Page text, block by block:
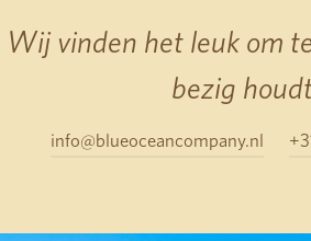
Wij vinden het leuk om
bezig
info@blueoceancompany.nl